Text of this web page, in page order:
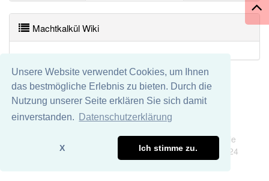
Unsere Website verwendet Cookies, um Ihnen
das bestmögliche Erlebnis zu bieten. Durch die
Nutzung unserer Seite erklären Sie sich damit
einverstanden.
Datenschutzerklärung
X Ich stimme zu.
Häufigkeit: 4 von 10
Wörter mit Endung -machtkalkül
aber mit einem
anderen Artikeldas: 0
Das Wort wird häufig verwendet im Bereich
Machtkalkül Wiki
Wir übernehmen keine Garantie und keine Haftung für die
Richtigkeit und Vollständigkeit dieser Seite. DDDEasy 2024